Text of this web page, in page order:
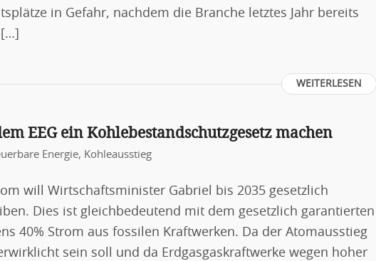
in Gefahr, nachdem die Branche letztes Jahr bereits
WEITERLESEN
EEG ein Kohlebestandschutzgesetz machen
Energie, Kohleausstieg
will Wirtschaftsminister Gabriel bis 2035 gesetzlich
Dies ist gleichbedeutend mit dem gesetzlich garantierten
40% Strom aus fossilen Kraftwerken. Da der Atomausstieg
sein soll und da Erdgasgaskraftwerke wegen hoher